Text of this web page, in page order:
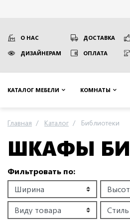
О НАС ДОСТАВКА
ДИЗАЙНЕРАМ ОПЛАТА
КАТАЛОГ МЕБЕЛИ КОМНАТЫ
Главная Каталог Библиотеки
ШКАФЫ
Фильтровать по: